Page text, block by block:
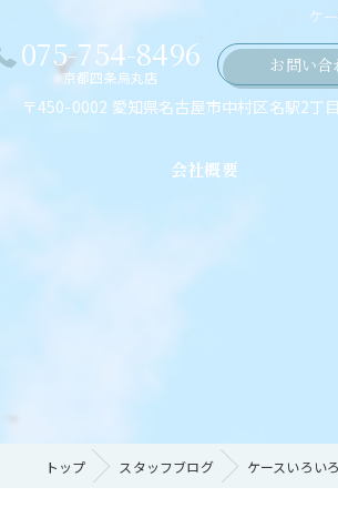
ケ
075-754-8496
京都四条烏丸店
お問い合
〒450-0002 愛知県名古屋市中村区名駅2丁
会社概要
トップ スタッフブログ ケースいろい